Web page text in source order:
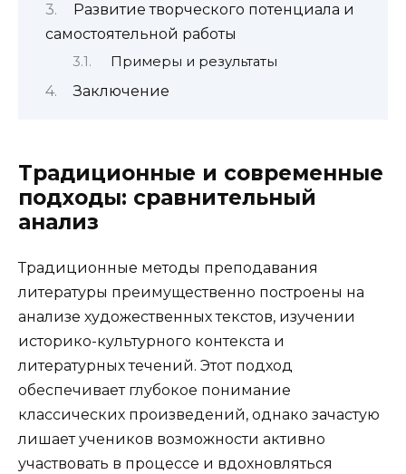
Развитие творческого потенциала и
самостоятельной работы
Примеры и результаты
Заключение
Традиционные и современные
подходы: сравнительный
анализ
Традиционные методы преподавания
литературы преимущественно построены на
анализе художественных текстов, изучении
историко-культурного контекста и
литературных течений. Этот подход
обеспечивает глубокое понимание
классических произведений, однако зачастую
лишает учеников возможности активно
участвовать в процессе и вдохновляться